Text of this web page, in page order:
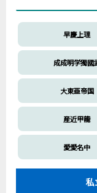
早慶上理
成成明学獨國
大東亜帝国
産近甲龍
愛愛名中
私